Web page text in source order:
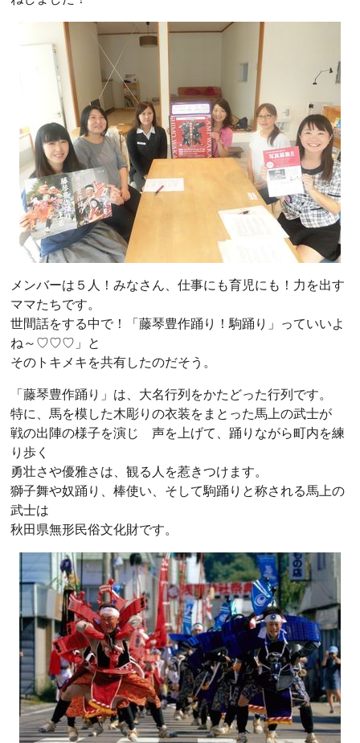
メンバーは５人！みなさん、仕事にも育児にも！力を出す
ママたちです。
世間話をする中で！「藤琴豊作踊り！駒踊り」っていいよ
ね～♡♡♡」と
そのトキメキを共有したのだそう。
「藤琴豊作踊り」は、大名行列をかたどった行列です。
特に、馬を模した木彫りの衣装をまとった馬上の武士が
戦の出陣の様子を演じ 声を上げて、踊りながら町内を練
り歩く
勇壮さや優雅さは、観る人を惹きつけます。
獅子舞や奴踊り、棒使い、そして駒踊りと称される馬上の
武士は
秋田県無形民俗文化財です。